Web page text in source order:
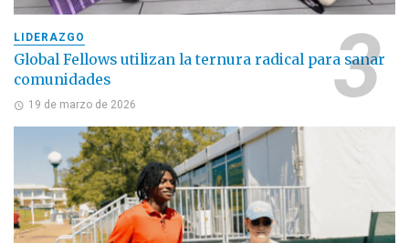
LIDERAZGO
Global Fellows utilizan la ternura radical para sanar
comunidades
19 de marzo de 2026